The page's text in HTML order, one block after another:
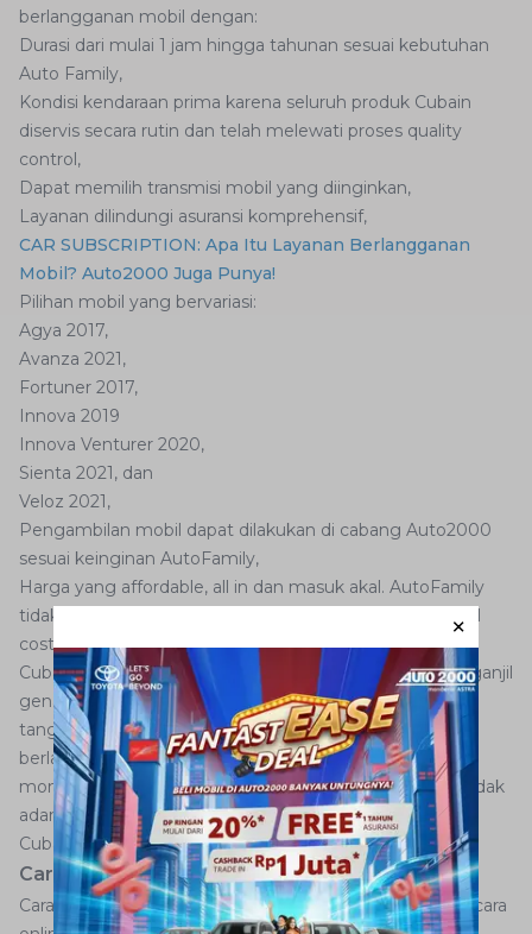
berlangganan mobil dengan:
Durasi dari mulai 1 jam hingga tahunan sesuai kebutuhan
Auto Family,
Kondisi kendaraan prima karena seluruh produk Cubain
diservis secara rutin dan telah melewati proses quality
control,
Dapat memilih transmisi mobil yang diinginkan,
Layanan dilindungi asuransi komprehensif,
CAR SUBSCRIPTION: Apa Itu Layanan Berlangganan
Mobil? Auto2000 Juga Punya!
Pilihan mobil yang bervariasi:
Agya 2017,
Avanza 2021,
Fortuner 2017,
Innova 2019
Innova Venturer 2020,
Sienta 2021, dan
Veloz 2021,
Pengambilan mobil dapat dilakukan di cabang Auto2000
sesuai keinginan AutoFamily,
Harga yang affordable, all in dan masuk akal. AutoFamily
tidak lagi perlu mengkhawatirkan mengenai operational
cost, perpajakan dan lainnya. Anti repor, anti ribet!
Cubain juga dapat digunakan untuk kebutuhan aturan ganjil
genap dengan menggunakan dua mobil berbeda di
tanggal yang AutoFamily mau. AutoFamily yang ingin
berlangganan harian, keperluan liburan, atau keperluan
momentum pun bisa menggunakan layanan Cubain. Tidak
adanya kewajiban menggunakan jasa sopir membuat
Cubain tidak memberatkan secara finansial.
Cara Melakukan Pemesanan Cubain
Cara melakukan pemesanan Cubain dapat dilakukan secara